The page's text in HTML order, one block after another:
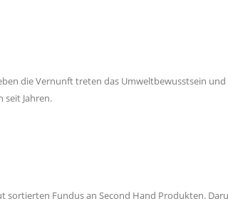
die Vernunft treten das Umweltbewusstsein
seit Jahren.
sortierten Fundus an Second Hand Produkten.